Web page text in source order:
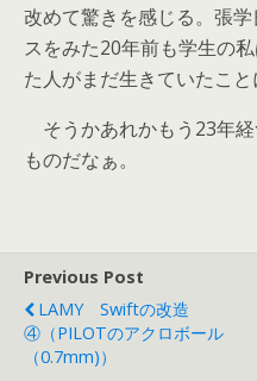
改めて驚きを感じる。張
スをみた20年前も学生の
た人がまだ生きていたこと
そうかあれかもう23年
ものだなぁ。
Previous Post
LAMY Swiftの改造
④（PILOTのアクロボール
（0.7mm)）